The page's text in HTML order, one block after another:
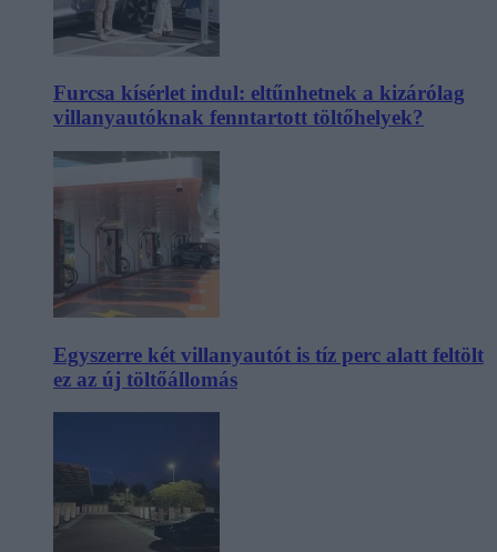
Furcsa kísérlet indul: eltűnhetnek a kizárólag
villanyautóknak fenntartott töltőhelyek?
Egyszerre két villanyautót is tíz perc alatt feltölt
ez az új töltőállomás